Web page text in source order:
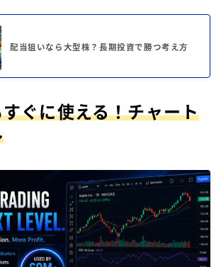
配当狙いなら大型株？長期投資で勝つ考え方
ぐに使える！チャート